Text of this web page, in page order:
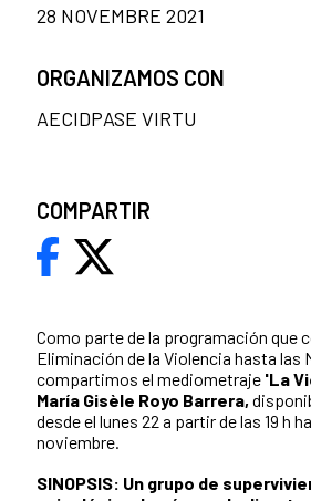
Como parte de la programación que
Eliminación de la Violencia hasta las
compartimos el mediometraje 'La
María Gisèle Royo Barrera,
desde el lunes 22 a partir de las 19 h
noviembre.
SINOPSIS: Un grupo de
28 NOVEMBRE 2021
ORGANIZAMOS CON
AECIDPASE VIRTU
COMPARTIR